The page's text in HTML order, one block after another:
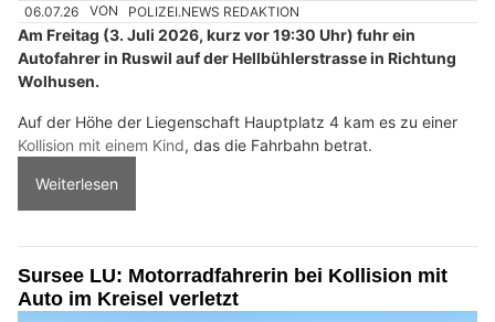
06.07.26 VON POLIZEI.NEWS REDAKTION
Am Freitag (3. Juli 2026, kurz vor 19:30 Uhr) fuhr ein
Autofahrer in Ruswil auf der Hellbühlerstrasse in Richtung
Wolhusen.
Auf der Höhe der Liegenschaft Hauptplatz 4 kam es zu einer
Kollision mit einem Kind, das die Fahrbahn betrat.
Weiterlesen
Sursee LU: Motorradfahrerin bei Kollision mit
Auto im Kreisel verletzt